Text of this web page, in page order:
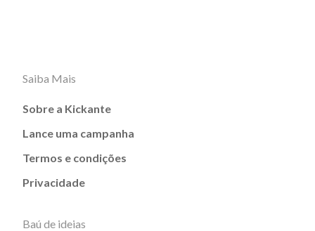
Saiba Mais
Sobre a Kickante
Lance uma campanha
Termos e condições
Privacidade
Baú de ideias